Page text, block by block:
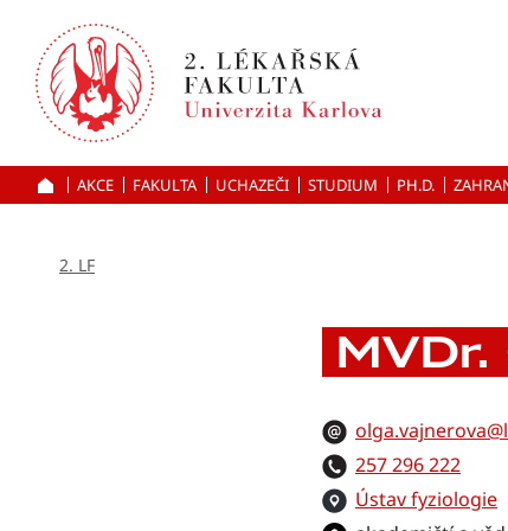
k hlavnímu
obsahu
ÚVOD
AKCE FAKULTA UCHAZEČI STUDIUM PH.D.
2. LF
MVDr.
257 296 222
Ústav fyziologie